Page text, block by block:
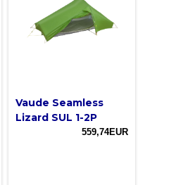
Vaude Seamless
Lizard SUL 1-2P
559,74EUR